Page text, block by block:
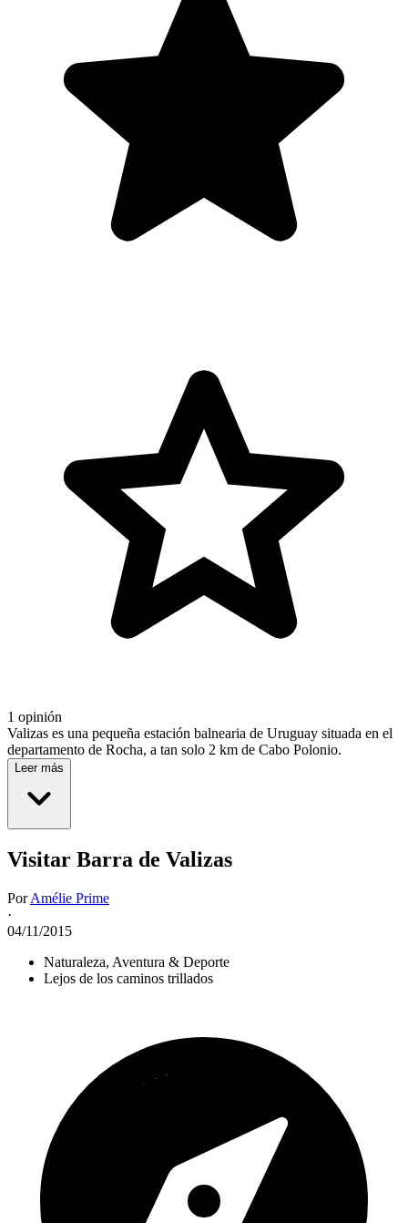
1 opinión
Valizas es una pequeña estación balnearia de Uruguay situada en el
departamento de Rocha, a tan solo 2 km de Cabo Polonio.
Leer más
Visitar Barra de Valizas
PorAmélie Prime
·
04/11/2015
Naturaleza, Aventura & Deporte
Lejos de los caminos trillados